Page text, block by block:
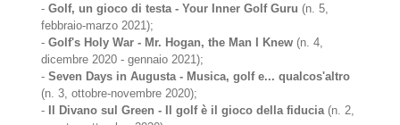
-Golf, un gioco di testa - Your Inner Golf Guru (n. 5,
febbraio-marzo 2021);
-Golf's Holy War - Mr. Hogan, the Man I Knew (n. 4,
dicembre 2020 - gennaio 2021);
-Seven Days in Augusta - Musica, golf e... qualcos'altro
(n. 3, ottobre-novembre 2020);
-
Il Divano sul Green - Il golf è il gioco della fiducia(n. 2,